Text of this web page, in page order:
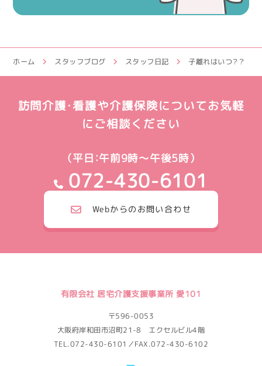
ホーム スタッフブログ スタッフ日記 子離れはいつ？？
訪問介護・看護や介護保険についてお気軽
にご相談ください
（平日：午前9時～午後5時）
072-430-6101
Webからのお問い合わせ
有限会社 居宅介護支援事業所 愛101
〒596-0053
大阪府岸和田市沼町21-8 エクセルビル4階
TEL.072-430-6101／FAX.072-430-6102